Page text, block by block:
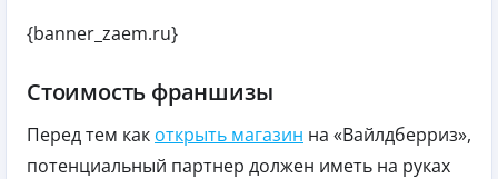
{banner_zaem.ru}
Стоимость франшизы
Перед тем как открыть магазин на «Вайлдберриз»,
потенциальный партнер должен иметь на руках